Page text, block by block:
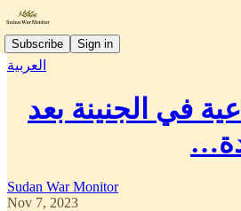
Subscribe Sign in
العربية
في الجنينة بعد
Sudan War Monitor
Nov 7, 2023